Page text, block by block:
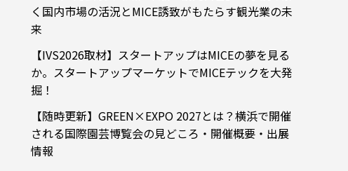
く国内市場の活況とMICE誘致がもたらす観光業の未
来
【IVS2026取材】スタートアップはMICEの夢を見る
か。スタートアップマーケットでMICEテックを大発
掘！
【随時更新】GREEN×EXPO 2027とは？横浜で開催
される国際園芸博覧会の見どころ・開催概要・出展
情報